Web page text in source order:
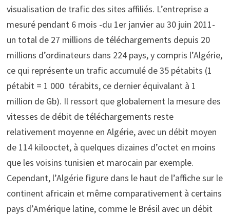
visualisation de trafic des sites affiliés. L’entreprise a
mesuré pendant 6 mois -du 1er janvier au 30 juin 2011-
un total de 27 millions de téléchargements depuis 20
millions d’ordinateurs dans 224 pays, y compris l’Algérie,
ce qui représente un trafic accumulé de 35 pétabits (1
pétabit = 1 000 térabits, ce dernier équivalant à 1
million de Gb). Il ressort que globalement la mesure des
vitesses de débit de téléchargements reste
relativement moyenne en Algérie, avec un débit moyen
de 114 kilooctet, à quelques dizaines d’octet en moins
que les voisins tunisien et marocain par exemple.
Cependant, l’Algérie figure dans le haut de l’affiche sur le
continent africain et même comparativement à certains
pays d’Amérique latine, comme le Brésil avec un débit